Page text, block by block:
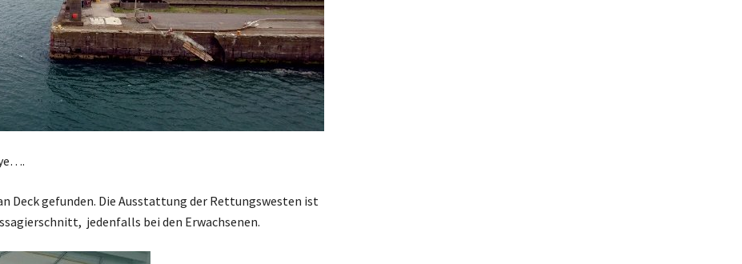
Deck gefunden. Die Ausstattung der Rettungswesten ist
jedenfalls bei den Erwachsenen.